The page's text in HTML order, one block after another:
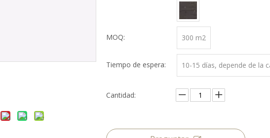
MOQ: 300 m2
Tiempo de espera: 10-15 días, depende de la
Cantidad: